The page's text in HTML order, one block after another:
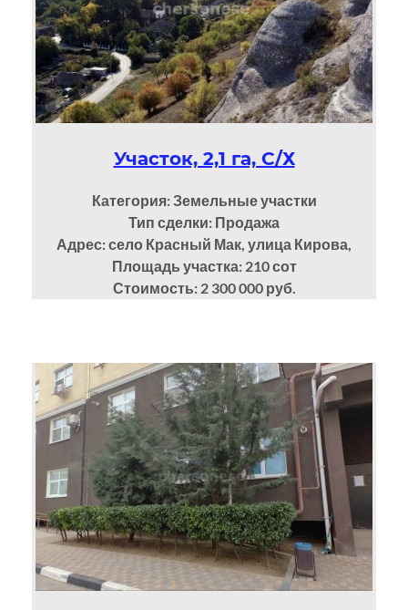
Участок, 2,1 га, С/Х
Категория: Земельные участки
Тип сделки: Продажа
Адрес: село Красный Мак, улица Кирова,
Площадь участка: 210сот
Стоимость: 2 300 000 руб.